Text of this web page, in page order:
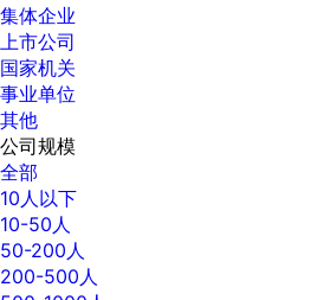
集体企业
上市公司
国家机关
事业单位
其他
公司规模
全部
10人以下
10-50人
50-200人
200-500人